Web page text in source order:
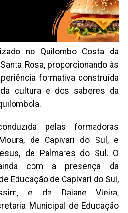
no Quilombo Costa da
Rosa, proporcionando às
formativa construída
cultura e dos saberes da
pelas formadoras
de Capivari do Sul, e
de Palmares do Sul. O
com a presença da
Educação de Capivari do Sul,
e de Daiane Vieira,
Municipal de Educação